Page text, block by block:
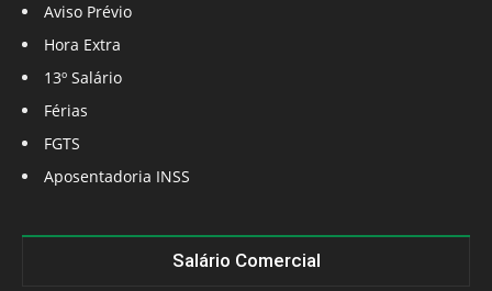
Aviso Prévio
Hora Extra
13º Salário
Férias
FGTS
Aposentadoria INSS
Salário Comercial